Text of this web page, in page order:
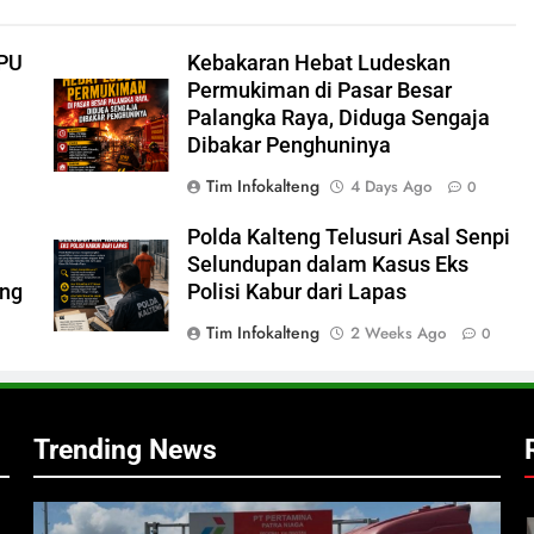
Kebakaran Hebat Ludeskan
Permukiman di Pasar Besar
Palangka Raya, Diduga Sengaja
Dibakar Penghuninya
Tim Infokalteng
4 Days Ago 0
Polda Kalteng Telusuri Asal Senpi
Selundupan dalam Kasus Eks
Polisi Kabur dari Lapas
Tim Infokalteng
2 Weeks Ago 0
Trending News